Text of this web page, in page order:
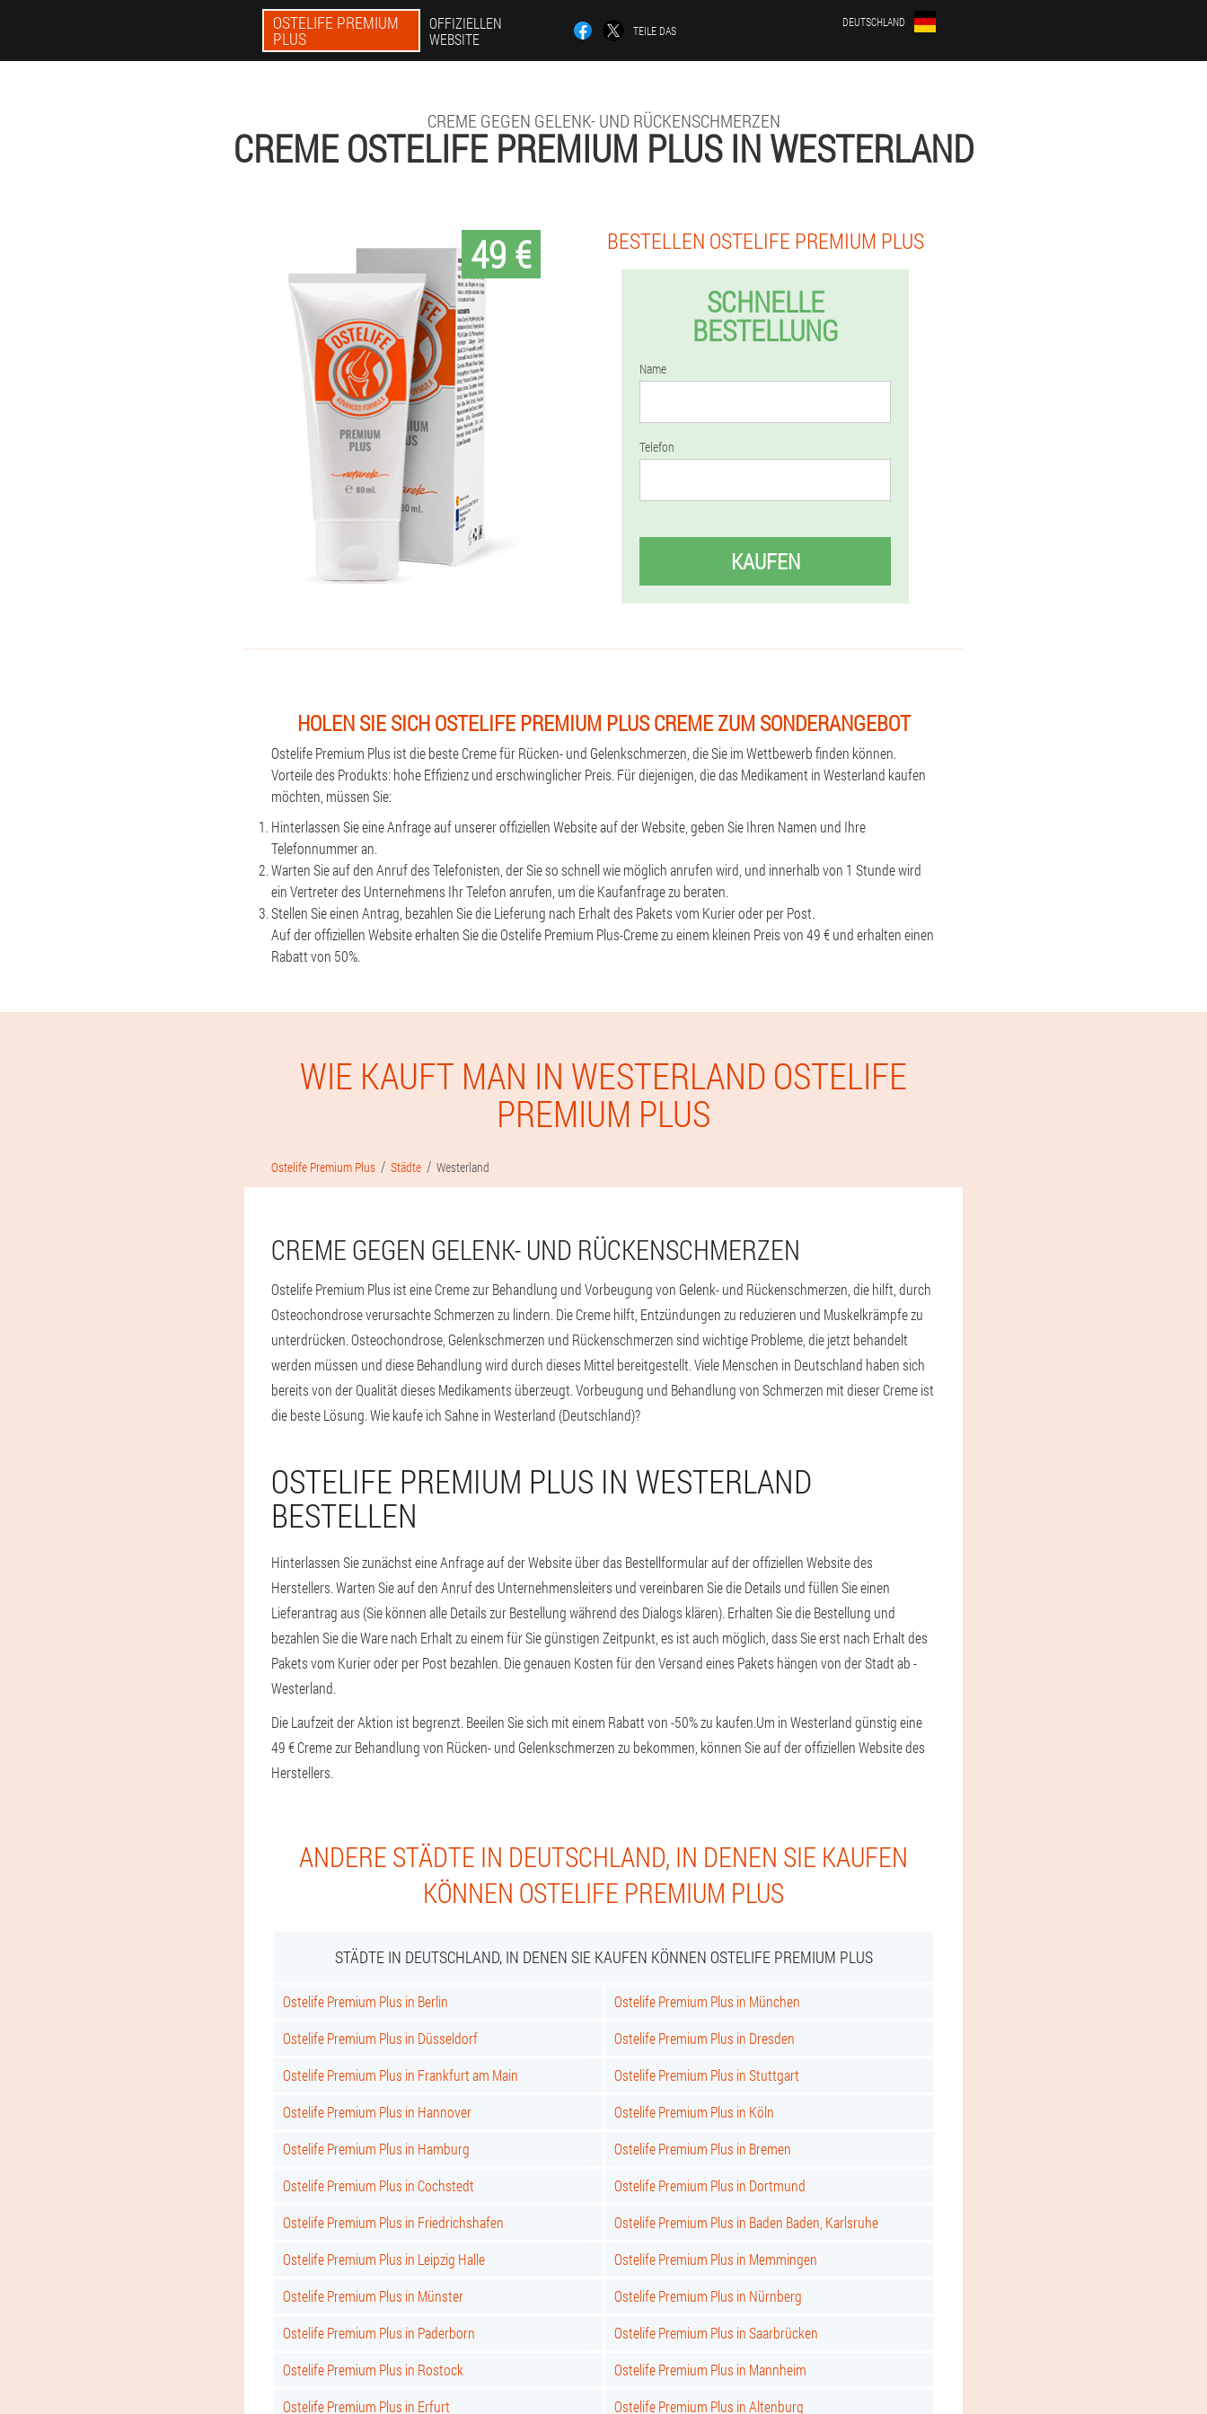
OSTELIFE PREMIUM
PLUS
OFFIZIELLEN
WEBSITE
TEILE DAS
DEUTSCHLAND
CREME GEGEN GELENK- UND RÜCKENSCHMERZEN
CREME OSTELIFE PREMIUM PLUS IN WESTERLAND
49 € BESTELLEN OSTELIFE PREMIUM PLUS
SCHNELLE
BESTELLUNG
Name
Telefon
KAUFEN
HOLEN SIE SICH OSTELIFE PREMIUM PLUS CREME ZUM SONDERANGEBOT
Ostelife Premium Plus ist die beste Creme für Rücken- und Gelenkschmerzen, die Sie im Wettbewerb finden können.
Vorteile des Produkts: hohe Effizienz und erschwinglicher Preis. Für diejenigen, die das Medikament in Westerland kaufen
möchten, müssen Sie:
Hinterlassen Sie eine Anfrage auf unserer offiziellen Website auf der Website, geben Sie Ihren Namen und Ihre
Telefonnummer an.
Warten Sie auf den Anruf des Telefonisten, der Sie so schnell wie möglich anrufen wird, und innerhalb von 1 Stunde wird
ein Vertreter des Unternehmens Ihr Telefon anrufen, um die Kaufanfrage zu beraten.
Stellen Sie einen Antrag, bezahlen Sie die Lieferung nach Erhalt des Pakets vom Kurier oder per Post.
Auf der offiziellen Website erhalten Sie die Ostelife Premium Plus-Creme zu einem kleinen Preis von 49 € und erhalten einen
Rabatt von 50%.
WIE KAUFT MAN IN WESTERLAND OSTELIFE
PREMIUM PLUS
Ostelife Premium Plus Städte Westerland
CREME GEGEN GELENK- UND RÜCKENSCHMERZEN
Ostelife Premium Plus ist eine Creme zur Behandlung und Vorbeugung von Gelenk- und Rückenschmerzen, die hilft, durch
Osteochondrose verursachte Schmerzen zu lindern. Die Creme hilft, Entzündungen zu reduzieren und Muskelkrämpfe zu
unterdrücken. Osteochondrose, Gelenkschmerzen und Rückenschmerzen sind wichtige Probleme, die jetzt behandelt
werden müssen und diese Behandlung wird durch dieses Mittel bereitgestellt. Viele Menschen in Deutschland haben sich
bereits von der Qualität dieses Medikaments überzeugt. Vorbeugung und Behandlung von Schmerzen mit dieser Creme ist
die beste Lösung. Wie kaufe ich Sahne in Westerland (Deutschland)?
OSTELIFE PREMIUM PLUS IN WESTERLAND
BESTELLEN
Hinterlassen Sie zunächst eine Anfrage auf der Website über das Bestellformular auf der offiziellen Website des
Herstellers. Warten Sie auf den Anruf des Unternehmensleiters und vereinbaren Sie die Details und füllen Sie einen
Lieferantrag aus (Sie können alle Details zur Bestellung während des Dialogs klären). Erhalten Sie die Bestellung und
bezahlen Sie die Ware nach Erhalt zu einem für Sie günstigen Zeitpunkt, es ist auch möglich, dass Sie erst nach Erhalt des
Pakets vom Kurier oder per Post bezahlen. Die genauen Kosten für den Versand eines Pakets hängen von der Stadt ab -
Westerland.
Die Laufzeit der Aktion ist begrenzt. Beeilen Sie sich mit einem Rabatt von -50% zu kaufen.Um in Westerland günstig eine
49 € Creme zur Behandlung von Rücken- und Gelenkschmerzen zu bekommen, können Sie auf der offiziellen Website des
Herstellers.
ANDERE STÄDTE IN DEUTSCHLAND, IN DENEN SIE KAUFEN
KÖNNEN OSTELIFE PREMIUM PLUS
STÄDTE IN DEUTSCHLAND, IN DENEN SIE KAUFEN KÖNNEN OSTELIFE PREMIUM PLUS
Ostelife Premium Plus in Berlin
Ostelife Premium Plus in München
Ostelife Premium Plus in Düsseldorf
Ostelife Premium Plus in Dresden
Ostelife Premium Plus in Frankfurt am Main
Ostelife Premium Plus in Stuttgart
Ostelife Premium Plus in Hannover
Ostelife Premium Plus in Köln
Ostelife Premium Plus in Hamburg
Ostelife Premium Plus in Bremen
Ostelife Premium Plus in Cochstedt
Ostelife Premium Plus in Dortmund
Ostelife Premium Plus in Friedrichshafen
Ostelife Premium Plus in Baden Baden, Karlsruhe
Ostelife Premium Plus in Leipzig Halle
Ostelife Premium Plus in Memmingen
Ostelife Premium Plus in Münster
Ostelife Premium Plus in Nürnberg
Ostelife Premium Plus in Paderborn
Ostelife Premium Plus in Saarbrücken
Ostelife Premium Plus in Rostock
Ostelife Premium Plus in Mannheim
Ostelife Premium Plus in Erfurt
Ostelife Premium Plus in Altenburg